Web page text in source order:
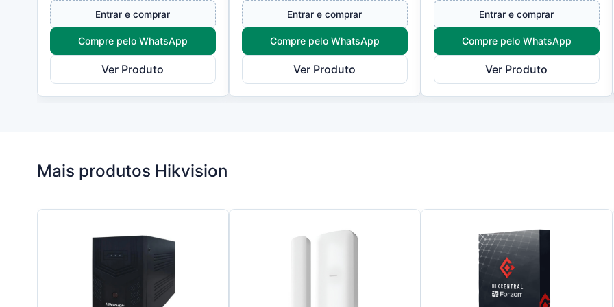
exigem alta capacidade de
expansão,...
Entrar e comprar
Compre pelo WhatsApp
Ver Produto
velocidade e estabilidade em
ambientes...
Entrar e comprar
Compre pelo WhatsApp
Ver Produto
de controladores de acesso
fac...
Entrar e comprar
Compre pelo WhatsApp
Ver Produto
Mais produtos Hikvision